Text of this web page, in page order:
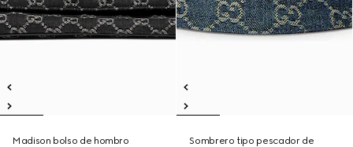
Madison bolso de hombro
Sombrero tipo pescador de